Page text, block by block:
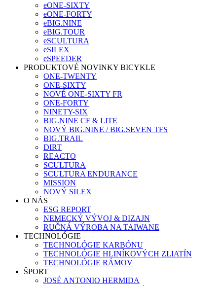
eONE-SIXTY
eONE-FORTY
eBIG.NINE
eBIG.TOUR
eSCULTURA
eSILEX
eSPEEDER
PRODUKTOVÉ NOVINKY BICYKLE
ONE-TWENTY
ONE-SIXTY
NOVÉ ONE-SIXTY FR
ONE-FORTY
NINETY-SIX
BIG.NINE CF & LITE
NOVÝ BIG.NINE / BIG.SEVEN TFS
BIG.TRAIL
DIRT
REACTO
SCULTURA
SCULTURA ENDURANCE
MISSION
NOVÝ SILEX
O NÁS
ESG REPORT
NEMECKÝ VÝVOJ & DIZAJN
RUČNÁ VÝROBA NA TAIWANE
TECHNOLÓGIE
TECHNOLÓGIE KARBÓNU
TECHNOLÓGIE HLINÍKOVÝCH ZLIATÍN
TECHNOLÓGIE RÁMOV
ŠPORT
JOSÉ ANTONIO HERMIDA